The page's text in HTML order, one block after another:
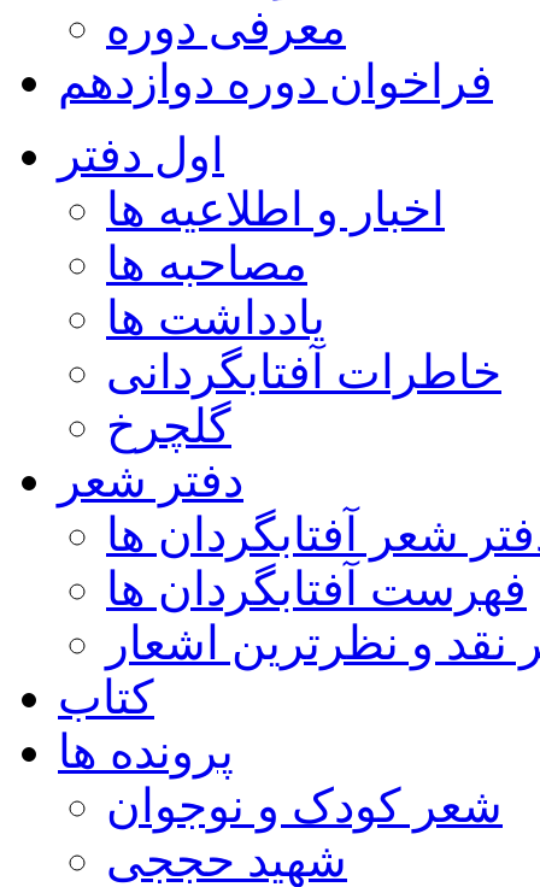
معرفی دوره
فراخوان دوره دوازدهم
اول دفتر
اخبار و اطلاعیه ها
مصاحبه ها
یادداشت ها
خاطرات آفتابگردانی
گلچرخ
دفتر شعر
شعر آفتابگردان ها
فهرست آفتابگردان ها
نقد و نظرترین اشعار
کتاب
پرونده ها
شعر کودک و نوجوان
شهید حججی